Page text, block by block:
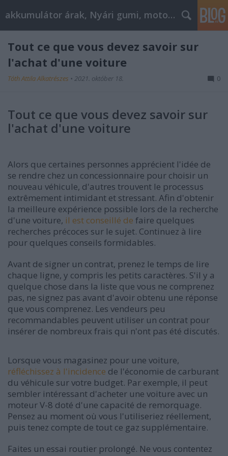
akkumulátor árak, Nyári gumi, motorolaj
Tout ce que vous devez savoir sur
l'achat d'une voiture
Tóth Attila Alkatrészes • 2021. október 18. 0
Tout ce que vous devez savoir sur
l'achat d'une voiture
Alors que certaines personnes apprécient l'idée de
se rendre chez un concessionnaire pour choisir un
nouveau véhicule, d'autres trouvent le processus
extrêmement intimidant et stressant. Afin d'obtenir
la meilleure expérience possible lors de la recherche
d'une voiture, il est conseillé de faire quelques
recherches précoces sur le sujet. Continuez à lire
pour quelques conseils formidables.
Avant de signer un contrat, prenez le temps de lire
chaque ligne, y compris les petits caractères. S'il y a
quelque chose dans la liste que vous ne comprenez
pas, ne signez pas avant d'avoir obtenu une réponse
que vous comprenez. Les vendeurs peu
recommandables peuvent utiliser un contrat pour
insérer de nombreux frais qui n'ont pas été discutés.
Lorsque vous magasinez pour une voiture,
réfléchissez à l'incidence de l'économie de carburant
du véhicule sur votre budget. Par exemple, il peut
sembler intéressant d'acheter une voiture avec un
moteur V-8 doté d'une capacité de remorquage.
Pensez au moment où vous l'utiliseriez réellement,
puis tenez compte de tout ce gaz supplémentaire.
Faites un essai routier prolongé. Ne vous contentez